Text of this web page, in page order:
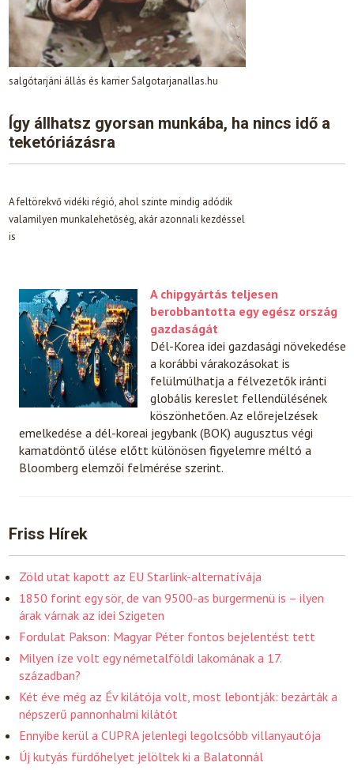
salgótarjáni állás és karrier Salgotarjanallas.hu
Így állhatsz gyorsan munkába, ha nincs idő a
teketóriázásra
A feltörekvő vidéki régió, ahol szinte mindig adódik
valamilyen munkalehetőség, akár azonnali kezdéssel
is
A chipgyártás teljesen
berobbantotta egy egész ország
gazdaságát
Dél-Korea idei gazdasági növekedése
a korábbi várakozásokat is
felülmúlhatja a félvezetők iránti
globális kereslet fellendülésének
köszönhetően. Az előrejelzések
emelkedése a dél-koreai jegybank (BOK) augusztus végi
kamatdöntő ülése előtt különösen figyelemre méltó a
Bloomberg elemzői felmérése szerint.
Friss Hírek
Zöld utat kapott az EU Starlink-alternatívája
1850 forint egy sör, de van 9500-as burgermenü is – ilyen
árak várnak az idei Szigeten
Fordulat Pakson: Magyar Péter fontos bejelentést tett
Milyen íze volt egy németalföldi lakomának a 17.
században?
Két éve még az Év kilátója volt, most lebontják: bezárták a
népszerű pannonhalmi kilátót
Ennyibe kerül a CUPRA jelenlegi legolcsóbb villanyautója
Új kutyás fürdőhelyet jelöltek ki a Balatonnál